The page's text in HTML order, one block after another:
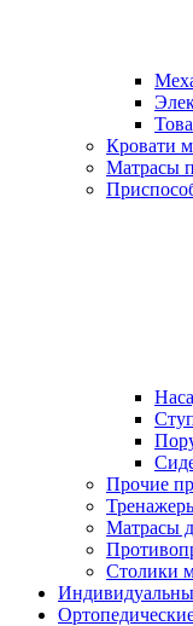
Кровати
Матрасы
Прочие
Матрасы
Столики